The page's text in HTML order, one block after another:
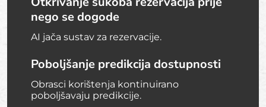
nego se dogode
AI jača sustav za rezervacije.
Poboljšanje predikcija dostupnosti
Obrasci korištenja kontinuirano
poboljšavaju predikcije.